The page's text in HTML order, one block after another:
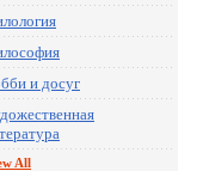
и досуг
All